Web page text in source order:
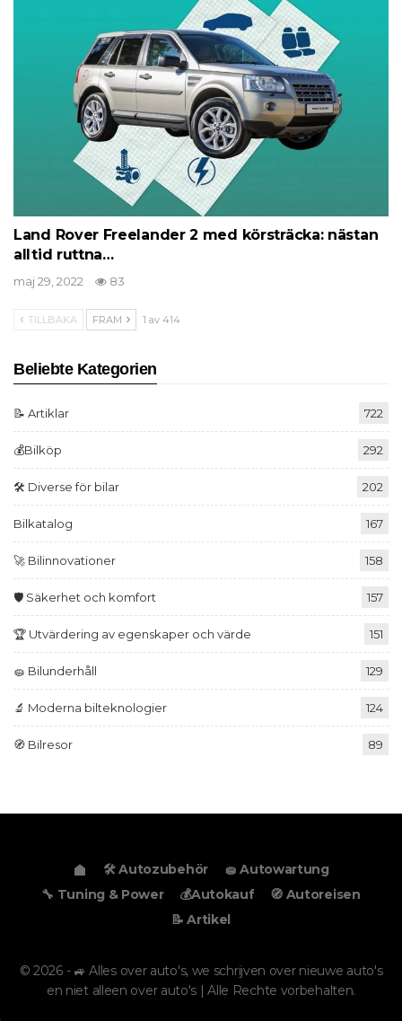
Land Rover Freelander 2 med körsträcka: nästan
alltid ruttna…
maj 29, 2022 83
TILLBAKA FRAM 1 av 414
Beliebte Kategorien
📝 Artiklar 722
💰Bilköp 292
🛠️ Diverse för bilar 202
Bilkatalog 167
🚀 Bilinnovationer 158
🛡️ Säkerhet och komfort 157
🏆 Utvärdering av egenskaper och värde 151
🧽 Bilunderhåll 129
🔬 Moderna bilteknologier 124
🧭 Bilresor 89
🛠️ Autozubehör
🧽 Autowartung
🔧 Tuning & Power
💰Autokauf
🧭 Autoreisen
📝 Artikel
© 2026 - 🚙 Alles over auto's, we schrijven over nieuwe auto's
en niet alleen over auto's | Alle Rechte vorbehalten.